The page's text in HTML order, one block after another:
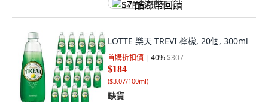
$7 酷澎幣回饋
LOTTE 樂天 TREVI 檸檬, 20個, 300ml
首購折扣價 40%$307
$184
($3.07/100ml)
缺貨